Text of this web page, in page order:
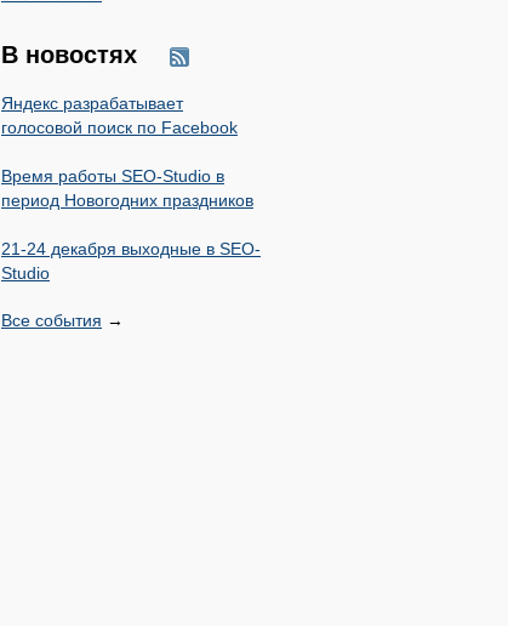
В новостях
Яндекс разрабатывает
голосовой поиск по Facebook
Время работы SEO-Studio в
период Новогодних праздников
21-24 декабря выходные в SEO-
Studio
Все события →